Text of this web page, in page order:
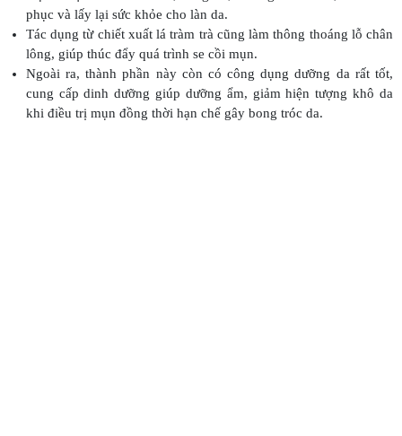
phục và lấy lại sức khỏe cho làn da.
Tác dụng từ chiết xuất lá tràm trà cũng làm thông thoáng lỗ chân
lông, giúp thúc đẩy quá trình se cồi mụn.
Ngoài ra, thành phần này còn có công dụng dưỡng da rất tốt,
cung cấp dinh dưỡng giúp dưỡng ẩm, giảm hiện tượng khô da
khi điều trị mụn đồng thời hạn chế gây bong tróc da.